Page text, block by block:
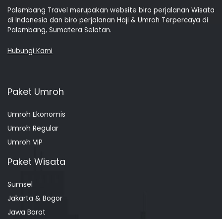
Palembang Travel merupakan website biro perjalanan Wisata
di Indonesia dan biro perjalanan Haji & Umroh Terpercaya di
Palembang, Sumatera Selatan.
Hubungi Kami
Paket Umroh
Umroh Ekonomis
Umroh Regular
Umroh VIP
Paket Wisata
Sumsel
Jakarta & Bogor
Jawa Barat